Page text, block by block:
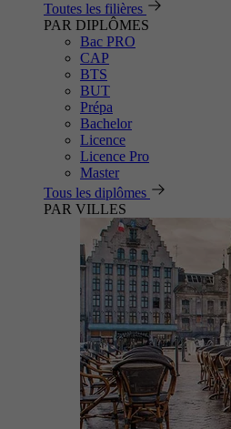
Toutes les filières
PAR DIPLÔMES
Bac PRO
CAP
BTS
BUT
Prépa
Bachelor
Licence
Licence Pro
Master
Tous les diplômes
PAR VILLES